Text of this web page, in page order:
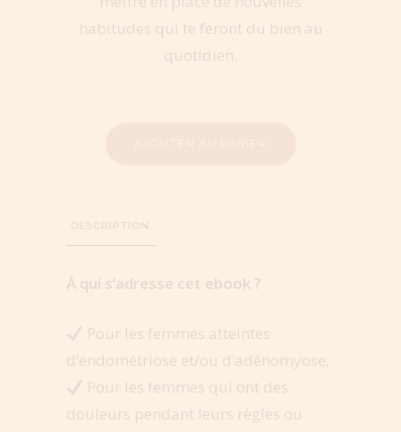
habitudes qui te feront du bien au
quotidien.
DESCRIPTION
À qui s’adresse cet ebook ?
Pour les femmes atteintes
d’endométriose et/ou d’adénomyose,
Pour les femmes qui ont des
douleurs pendant leurs règles ou